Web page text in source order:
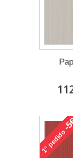
1°
pedido
-